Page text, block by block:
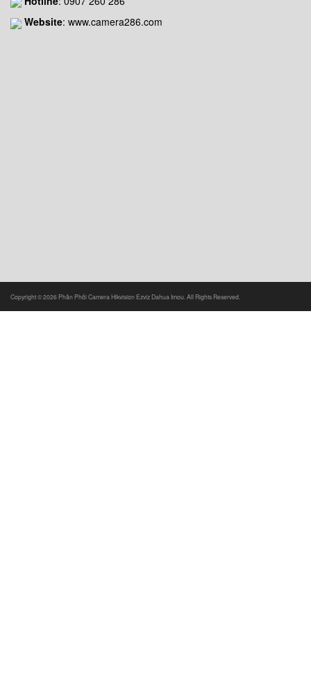
Website: www.camera286.com
Copyright © 2026 Phân Phối Camera Hikvision Ezviz Dahua Imou. All Rights Reserved.